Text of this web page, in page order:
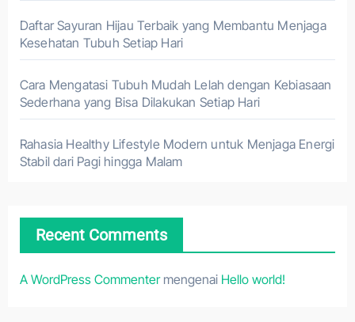
Daftar Sayuran Hijau Terbaik yang Membantu Menjaga
Kesehatan Tubuh Setiap Hari
Cara Mengatasi Tubuh Mudah Lelah dengan Kebiasaan
Sederhana yang Bisa Dilakukan Setiap Hari
Rahasia Healthy Lifestyle Modern untuk Menjaga Energi
Stabil dari Pagi hingga Malam
Recent Comments
A WordPress Commentermengenai Hello world!